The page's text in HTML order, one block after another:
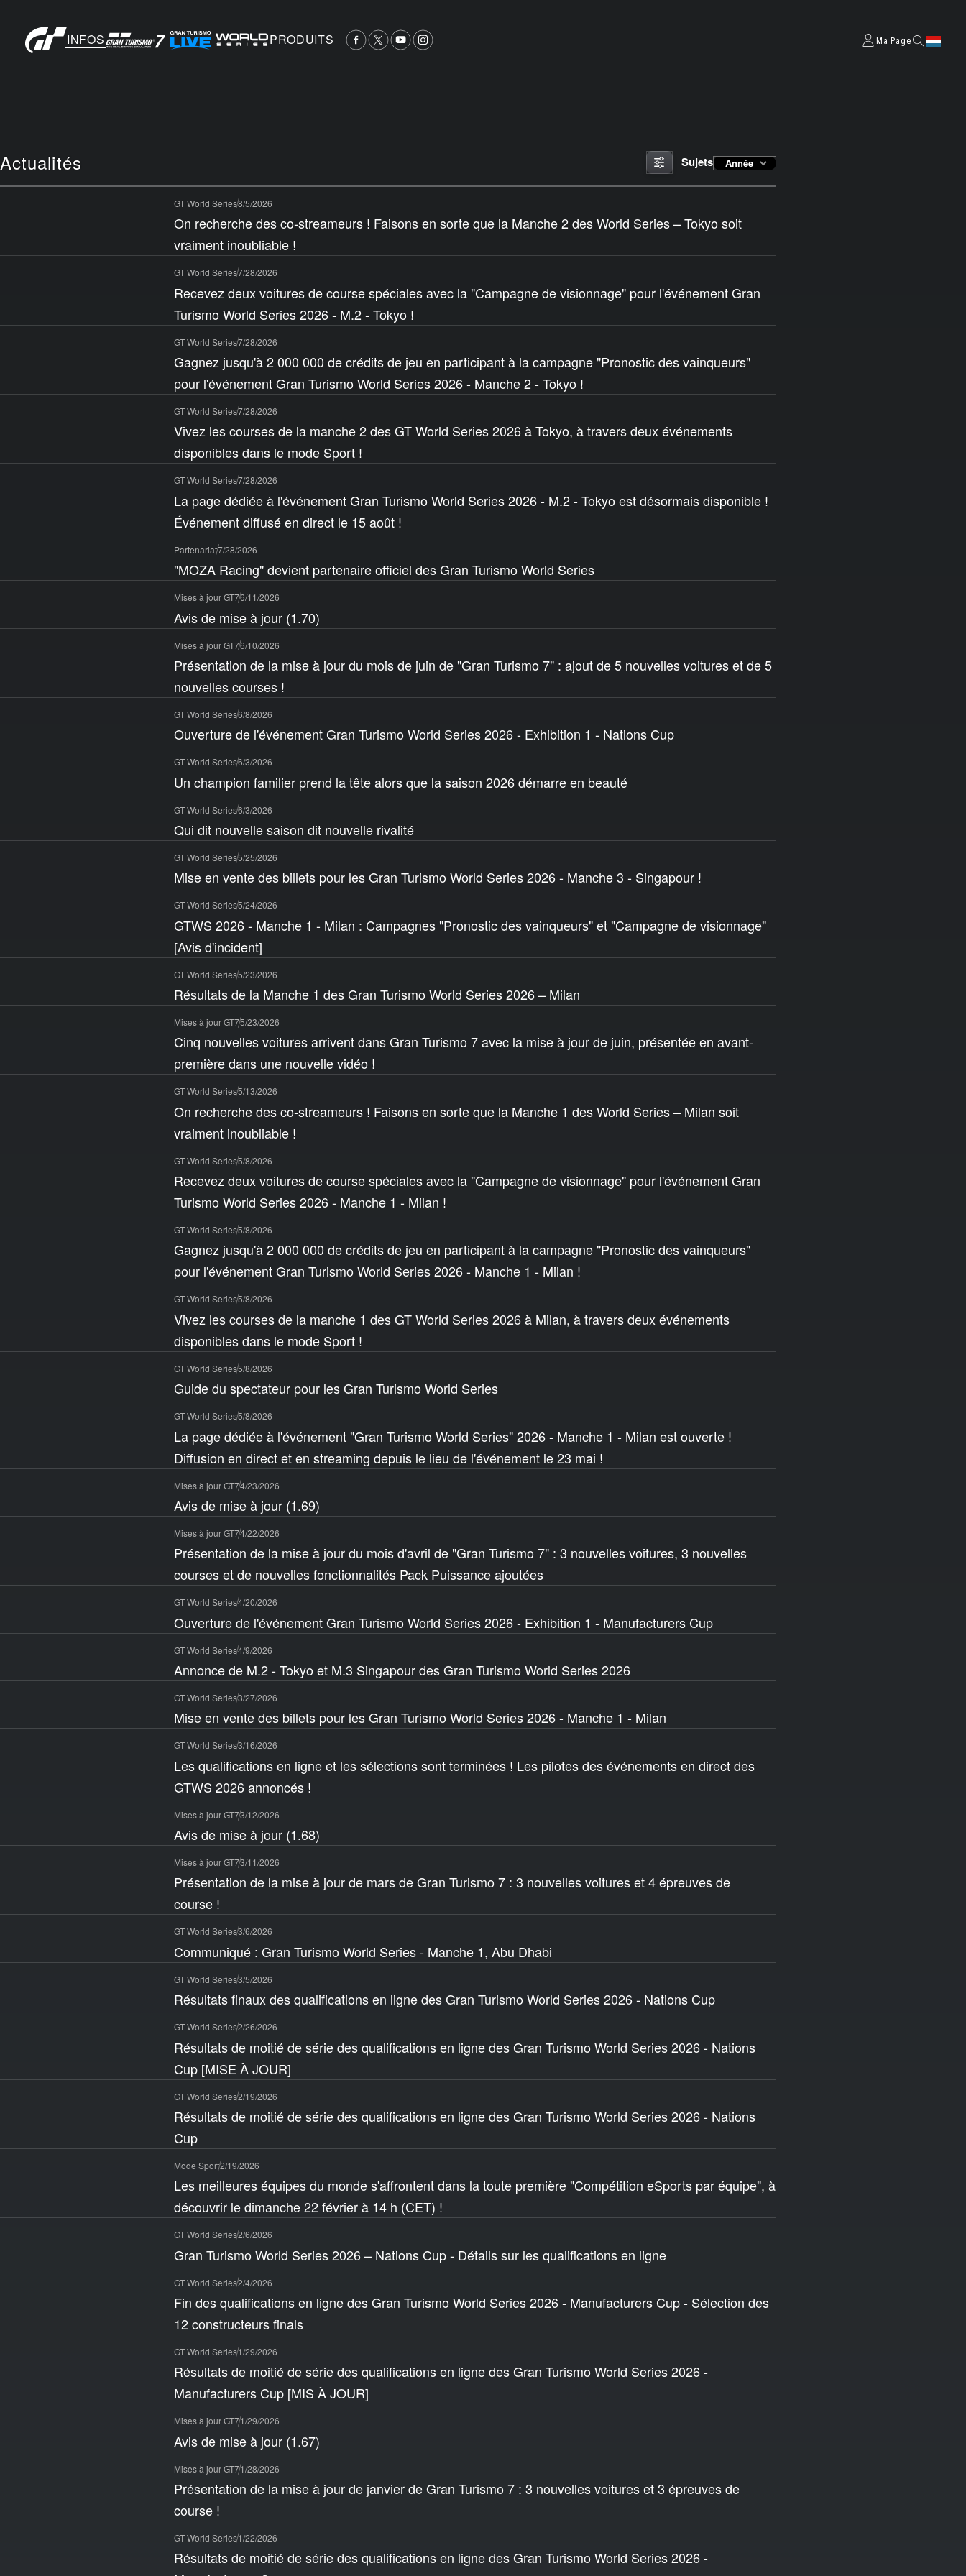
INFOS PRODUITS Ma Page
Actualités Sujets Année
GT World Series8/5/2026
On recherche des co-streameurs ! Faisons en sorte que la Manche 2 des World Series – Tokyo soit
vraiment inoubliable !
GT World Series7/28/2026
Recevez deux voitures de course spéciales avec la "Campagne de visionnage" pour l'événement Gran
Turismo World Series 2026 - M.2 - Tokyo !
GT World Series7/28/2026
Gagnez jusqu'à 2 000 000 de crédits de jeu en participant à la campagne "Pronostic des vainqueurs"
pour l'événement Gran Turismo World Series 2026 - Manche 2 - Tokyo !
GT World Series7/28/2026
Vivez les courses de la manche 2 des GT World Series 2026 à Tokyo, à travers deux événements
disponibles dans le mode Sport !
GT World Series7/28/2026
La page dédiée à l'événement Gran Turismo World Series 2026 - M.2 - Tokyo est désormais disponible !
Événement diffusé en direct le 15 août !
Partenariat7/28/2026
"MOZA Racing" devient partenaire officiel des Gran Turismo World Series
Mises à jour GT76/11/2026
Avis de mise à jour (1.70)
Mises à jour GT76/10/2026
Présentation de la mise à jour du mois de juin de "Gran Turismo 7" : ajout de 5 nouvelles voitures et de 5
nouvelles courses !
GT World Series6/8/2026
Ouverture de l'événement Gran Turismo World Series 2026 - Exhibition 1 - Nations Cup
GT World Series6/3/2026
Un champion familier prend la tête alors que la saison 2026 démarre en beauté
GT World Series6/3/2026
Qui dit nouvelle saison dit nouvelle rivalité
GT World Series5/25/2026
Mise en vente des billets pour les Gran Turismo World Series 2026 - Manche 3 - Singapour !
GT World Series5/24/2026
GTWS 2026 - Manche 1 - Milan : Campagnes "Pronostic des vainqueurs" et "Campagne de visionnage"
[Avis d'incident]
GT World Series5/23/2026
Résultats de la Manche 1 des Gran Turismo World Series 2026 – Milan
Mises à jour GT75/23/2026
Cinq nouvelles voitures arrivent dans Gran Turismo 7 avec la mise à jour de juin, présentée en avant-
première dans une nouvelle vidéo !
GT World Series5/13/2026
On recherche des co-streameurs ! Faisons en sorte que la Manche 1 des World Series – Milan soit
vraiment inoubliable !
GT World Series5/8/2026
Recevez deux voitures de course spéciales avec la "Campagne de visionnage" pour l'événement Gran
Turismo World Series 2026 - Manche 1 - Milan !
GT World Series5/8/2026
Gagnez jusqu'à 2 000 000 de crédits de jeu en participant à la campagne "Pronostic des vainqueurs"
pour l'événement Gran Turismo World Series 2026 - Manche 1 - Milan !
GT World Series5/8/2026
Vivez les courses de la manche 1 des GT World Series 2026 à Milan, à travers deux événements
disponibles dans le mode Sport !
GT World Series5/8/2026
Guide du spectateur pour les Gran Turismo World Series
GT World Series5/8/2026
La page dédiée à l'événement "Gran Turismo World Series" 2026 - Manche 1 - Milan est ouverte !
Diffusion en direct et en streaming depuis le lieu de l'événement le 23 mai !
Mises à jour GT74/23/2026
Avis de mise à jour (1.69)
Mises à jour GT74/22/2026
Présentation de la mise à jour du mois d'avril de "Gran Turismo 7" : 3 nouvelles voitures, 3 nouvelles
courses et de nouvelles fonctionnalités Pack Puissance ajoutées
GT World Series4/20/2026
Ouverture de l'événement Gran Turismo World Series 2026 - Exhibition 1 - Manufacturers Cup
GT World Series4/9/2026
Annonce de M.2 - Tokyo et M.3 Singapour des Gran Turismo World Series 2026
GT World Series3/27/2026
Mise en vente des billets pour les Gran Turismo World Series 2026 - Manche 1 - Milan
GT World Series3/16/2026
Les qualifications en ligne et les sélections sont terminées ! Les pilotes des événements en direct des
GTWS 2026 annoncés !
Mises à jour GT73/12/2026
Avis de mise à jour (1.68)
Mises à jour GT73/11/2026
Présentation de la mise à jour de mars de Gran Turismo 7 : 3 nouvelles voitures et 4 épreuves de
course !
GT World Series3/6/2026
Communiqué : Gran Turismo World Series - Manche 1, Abu Dhabi
GT World Series3/5/2026
Résultats finaux des qualifications en ligne des Gran Turismo World Series 2026 - Nations Cup
GT World Series2/26/2026
Résultats de moitié de série des qualifications en ligne des Gran Turismo World Series 2026 - Nations
Cup [MISE À JOUR]
GT World Series2/19/2026
Résultats de moitié de série des qualifications en ligne des Gran Turismo World Series 2026 - Nations
Cup
Mode Sport2/19/2026
Les meilleures équipes du monde s'affrontent dans la toute première "Compétition eSports par équipe", à
découvrir le dimanche 22 février à 14 h (CET) !
GT World Series2/6/2026
Gran Turismo World Series 2026 – Nations Cup - Détails sur les qualifications en ligne
GT World Series2/4/2026
Fin des qualifications en ligne des Gran Turismo World Series 2026 - Manufacturers Cup - Sélection des
12 constructeurs finals
GT World Series1/29/2026
Résultats de moitié de série des qualifications en ligne des Gran Turismo World Series 2026 -
Manufacturers Cup [MIS À JOUR]
Mises à jour GT71/29/2026
Avis de mise à jour (1.67)
Mises à jour GT71/28/2026
Présentation de la mise à jour de janvier de Gran Turismo 7 : 3 nouvelles voitures et 3 épreuves de
course !
GT World Series1/22/2026
Résultats de moitié de série des qualifications en ligne des Gran Turismo World Series 2026 -